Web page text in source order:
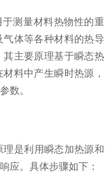
测量材料热物性的重
体等各种材料的热导
主要原理基于瞬态热
料中产生瞬时热源，
数。
理是利用瞬态加热源和
应。具体步骤如下：